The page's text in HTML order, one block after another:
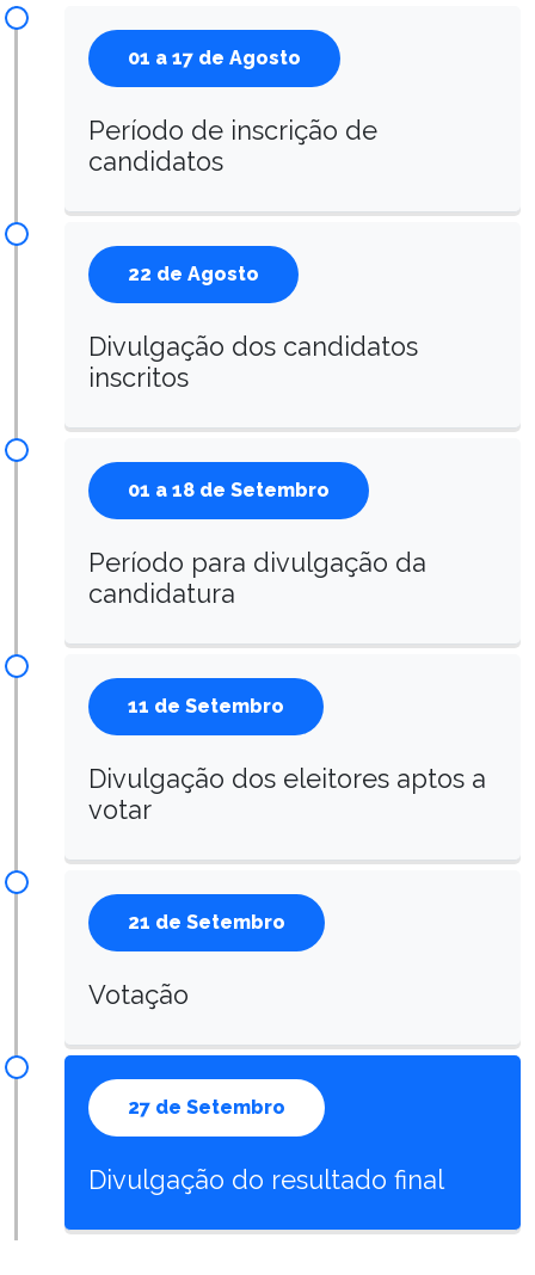
01 a 17 de Agosto
Período de inscrição de
candidatos
22 de Agosto
Divulgação dos candidatos
inscritos
01 a 18 de Setembro
Período para divulgação da
candidatura
11 de Setembro
Divulgação dos eleitores aptos a
votar
21 de Setembro
Votação
27 de Setembro
Divulgação do resultado final